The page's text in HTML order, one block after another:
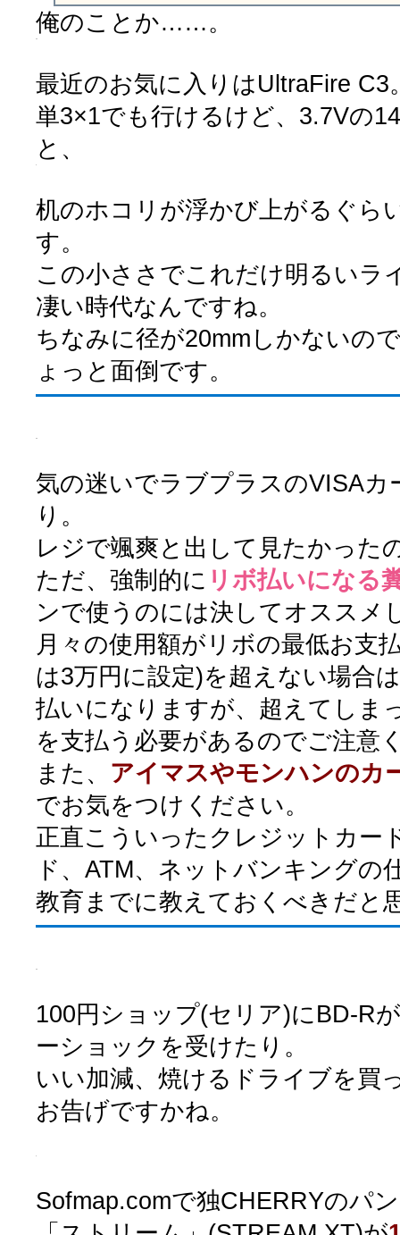
俺のことか……。
最近のお気に入りはUltraFire C3
単3×1でも行けるけど、3.7Vの
と、
机のホコリが浮かび上がるぐら
す。
この小ささでこれだけ明るいラ
凄い時代なんですね。
ちなみに径が20mmしかないの
ょっと面倒です。
気の迷いでラブプラスのVISAカ
り。
レジで颯爽と出して見たかった
ただ、強制的に リボ払いになる
ンで使うのには決してオススメ
月々の使用額がリボの最低お支
は3万円に設定)を超えない場合
払いになりますが、超えてしま
を支払う必要があるのでご注意
また、 アイマスやモンハンのカ
でお気をつけください。
正直こういったクレジットカー
ド、ATM、ネットバンキングの
教育までに教えておくべきだと
100円ショップ(セリア)にBD-R
ーショックを受けたり。
いい加減、焼けるドライブを買
お告げですかね。
Sofmap.comで独CHERRYのパ